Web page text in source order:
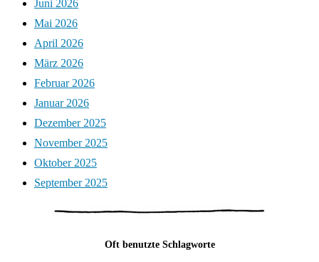
Juni 2026
Mai 2026
April 2026
März 2026
Februar 2026
Januar 2026
Dezember 2025
November 2025
Oktober 2025
September 2025
Oft benutzte Schlagworte